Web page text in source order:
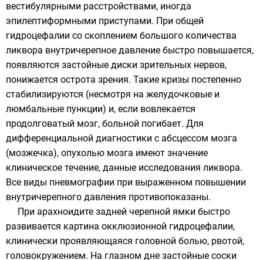
вестибулярными расстройствами, иногда
эпилептиформными приступами. При общей
гидроцефалии со скоплением большого количества
ликвора внутричерепное давление быстро повышается,
появляются застойные диски зрительных нервов,
понижается острота зрения. Такие кризы постепенно
стабилизируются (несмотря на желудочковые и
люмбальные пункции) и, если вовлекается
продолговатый мозг, больной погибает. Для
дифференциальной диагностики с абсцессом мозга
(мозжечка), опухолью мозга имеют значение
клиническое течение, данные исследования ликвора.
Все виды пневмографии при выраженном повышении
внутричерепного давления противопоказаны.
При арахноидите задней черепной ямки быстро
развивается картина окклюзионной гидроцефалии,
клинически проявляющаяся головной болью, рвотой,
головокружением. На глазном дне застойные соски